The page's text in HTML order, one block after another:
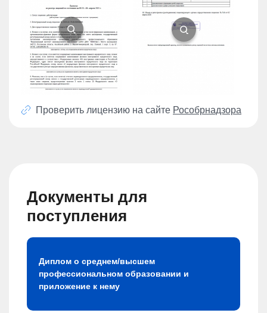
Проверить лицензию на сайте Рособрнадзора
Документы для
поступления
Диплом о среднем/высшем
профессиональном образовании и
приложение к нему